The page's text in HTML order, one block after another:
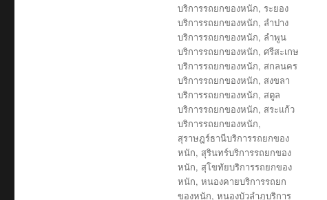
บริการรถยกของหนัก, ระยอง
บริการรถยกของหนัก, ลำปาง
บริการรถยกของหนัก, ลำพูน
บริการรถยกของหนัก, ศรีสะเกษ
บริการรถยกของหนัก, สกลนคร
บริการรถยกของหนัก, สงขลา
บริการรถยกของหนัก, สตูล
บริการรถยกของหนัก, สระแก้ว
บริการรถยกของหนัก,
สุราษฎร์ธานีบริการรถยกของ
หนัก, สุรินทร์บริการรถยกของ
หนัก, สุโขทัยบริการรถยกของ
หนัก, หนองคายบริการรถยก
ของหนัก, หนองบัวลำภูบริการ